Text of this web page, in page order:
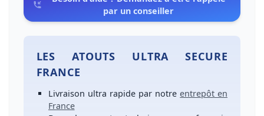
par un conseiller
LES ATOUTS ULTRA SECURE
FRANCE
Livraison ultra rapidepar notreentrepôt en
France